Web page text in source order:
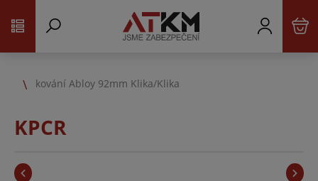
kování Abloy 92mm Klika/Klika
KPCR